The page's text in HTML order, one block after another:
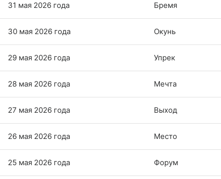
31 мая 2026 года Бремя
30 мая 2026 года Окунь
29 мая 2026 года Упрек
28 мая 2026 года Мечта
27 мая 2026 года Выход
26 мая 2026 года Место
25 мая 2026 года Форум